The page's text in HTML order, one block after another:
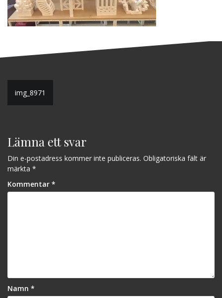
Inläggsnavigering
img_8971
Lämna ett svar
Din e-postadress kommer inte publiceras. Obligatoriska fält är
märkta *
Kommentar *
Namn *